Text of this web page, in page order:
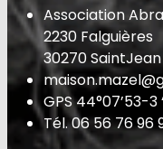
Association
2230 Falguières
30270
GPS 44°07’53-3
Tél. 06 56 76 96